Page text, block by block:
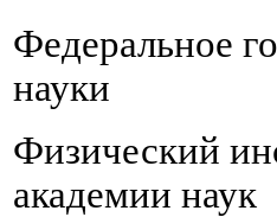
Федеральное
науки
Физический
академии наук